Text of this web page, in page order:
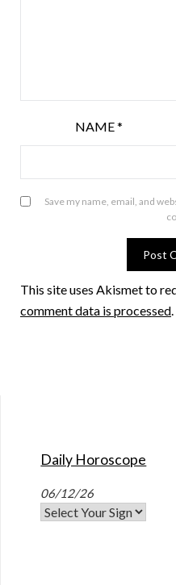
NAME*
Save my name, email, and
This site uses Akismet to
comment data is processed
Daily Horoscope
06/12/26